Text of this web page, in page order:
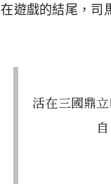
在遊戲的結尾，司
活在三國鼎